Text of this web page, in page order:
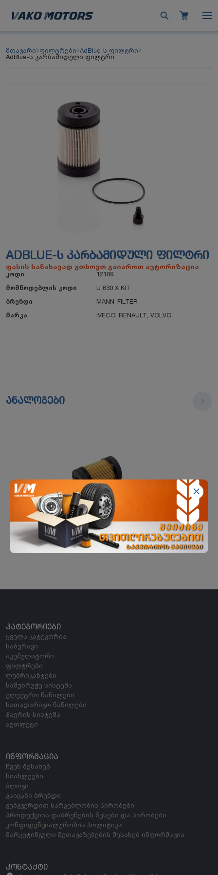
მთავარი ფილტრები AdBlue-ს ფილტრი
AdBlue-ს კარბამიდული ფილტრი
ADBLUE-Ს ᲙᲐᲠᲑᲐᲛᲘᲓᲣᲚᲘ ᲤᲘᲚᲢᲠᲘ
ფასის სანახავად გთხოვთ გაიაროთ ავტორიზაცია
კოდი
12109
მომწოდებლის კოდი
U 630 X KIT
ბრენდი
MANN-FILTER
მარკა
IVECO RENAULT VOLVO
ანალოგები
AdBlue-ს კარბამიდული ფილტრი
FEBI
ᲙᲐᲢᲔᲒᲝᲠᲘᲔᲑᲘ
ყველა კატეგორია
საბურავი
აკუმულატორი
ფილტრები
ლუბრიკანტები
სამუხრუჭე სისტემა
ელექტრო ნაწილები
სათადარიგო ნაწილები
ჰაერის სისტემა
აუთლეტი
ᲘᲜᲤᲝᲠᲛᲐᲪᲘᲐ
ჩვენ შესახებ
სიახლეები
ბლოგი
გაიცანი ბრენდი
ვებგვერდით სარგებლობის პირობები
პროდუქციის დაბრუნების წესები და პირობები
კონფიდენციალურობის პოლიტიკა
მარკეტინგული შეთავაზებების შესახებ ინფორმაცია
ᲙᲝᲜᲢᲐᲥᲢᲘ